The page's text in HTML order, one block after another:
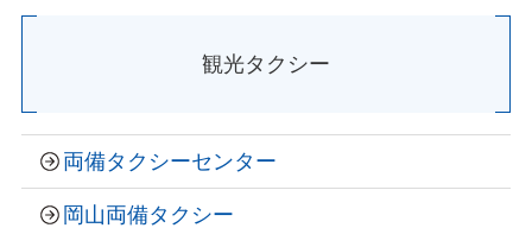
観光タクシー
両備タクシーセンター
岡山両備タクシー